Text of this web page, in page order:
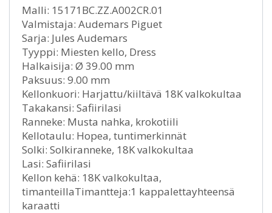
Malli: 15171BC.ZZ.A002CR.01
Valmistaja: Audemars Piguet
Sarja: Jules Audemars
Tyyppi: Miesten kello, Dress
Halkaisija: Ø 39.00 mm
Paksuus: 9.00 mm
Kellonkuori: Harjattu/kiiltävä 18K valkokultaa
Takakansi: Safiirilasi
Ranneke: Musta nahka, krokotiili
Kellotaulu: Hopea, tuntimerkinnät
Solki: Solkiranneke, 18K valkokultaa
Lasi: Safiirilasi
Kellon kehä: 18K valkokultaa,
timanteillaTimantteja:1 kappalettayhteensä
karaatti